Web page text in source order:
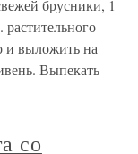
брусники, 1
растительного
и выложить на
Выпекать
со